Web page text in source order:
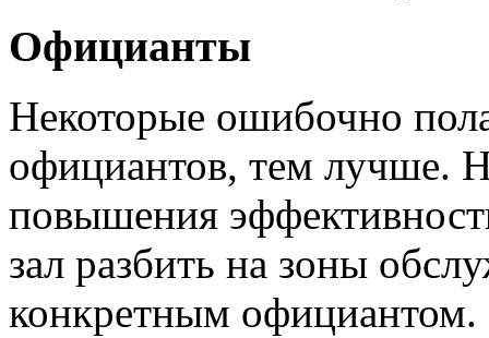
Официанты
Некоторые ошибочно
официантов, тем лучше.
повышения
зал разбить на зоны
конкретным